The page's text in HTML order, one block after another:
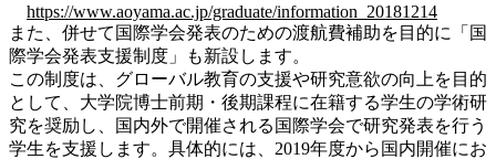
https://www.aoyama.ac.jp/graduate/information_20181214
また、併せて国際学会発表のための渡航費補助を目的に「国
際学会発表支援制度」も新設します。
この制度は、グローバル教育の支援や研究意欲の向上を目的
として、大学院博士前期・後期課程に在籍する学生の学術研
究を奨励し、国内外で開催される国際学会で研究発表を行う
学生を支援します。具体的には、2019年度から国内開催にお